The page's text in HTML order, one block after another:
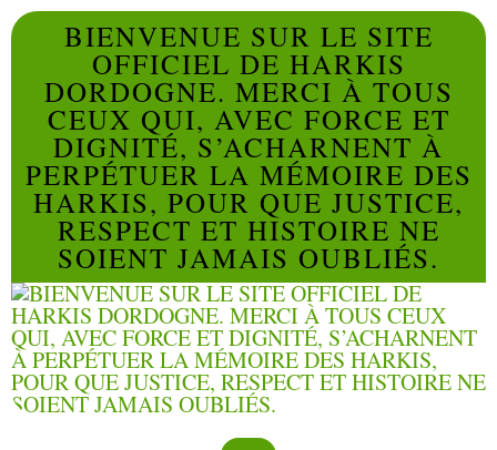
BIENVENUE SUR LE SITE
OFFICIEL DE HARKIS
DORDOGNE. MERCI À TOUS
CEUX QUI, AVEC FORCE ET
DIGNITÉ, S’ACHARNENT À
PERPÉTUER LA MÉMOIRE DES
HARKIS, POUR QUE JUSTICE,
RESPECT ET HISTOIRE NE
SOIENT JAMAIS OUBLIÉS.